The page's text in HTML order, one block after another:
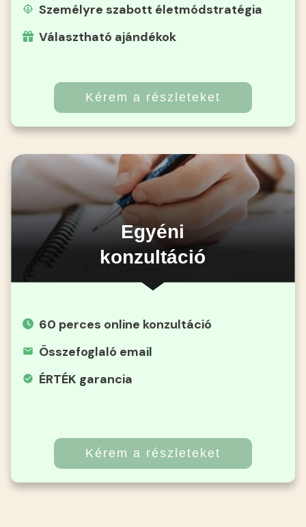
Személyre szabott életmódstratégia
Választható ajándékok
Kérem a részleteket
Egyéni
konzultáció
60 perces online konzultáció
Összefoglaló email
ÉRTÉK garancia
Kérem a részleteket